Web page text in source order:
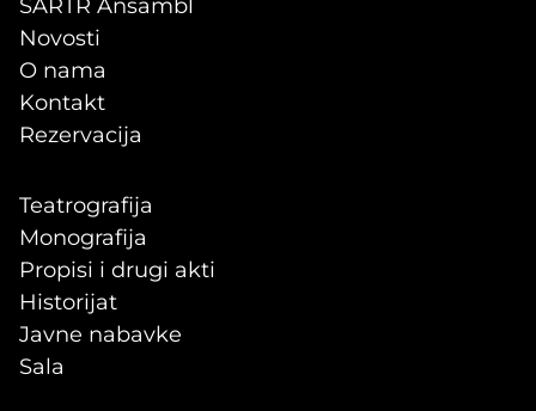
SARTR Ansambl
Novosti
O nama
Kontakt
Rezervacija
Teatrografija
Monografija
Propisi i drugi akti
Historijat
Javne nabavke
Sala